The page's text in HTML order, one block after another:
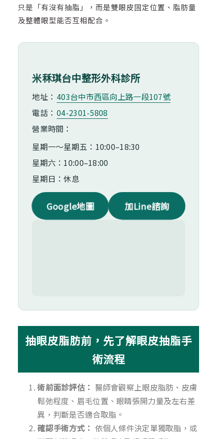
只是「有沒有抽脂」，而是雙眼皮固定位置、脂肪量
及整體眼型能否互相配合。
米秝琪台中整形外科診所
地址： 403台中市⻄區向上路一段107號
電話： 04-2301-5808
營業時間：
星期一～星期五：10:00–18:30
星期六：10:00–18:00
星期日：休息
Google地圖 加Line諮詢
抽眼皮脂肪前，先了解眼皮抽脂手
術流程
術前面診評估： 醫師會觀察上眼皮脂肪、皮膚
鬆弛程度、眉毛位置、眼睛張開力量及左右差
異，判斷是否適合取脂。
確認手術方式： 依個人條件決定單獨取脂，或